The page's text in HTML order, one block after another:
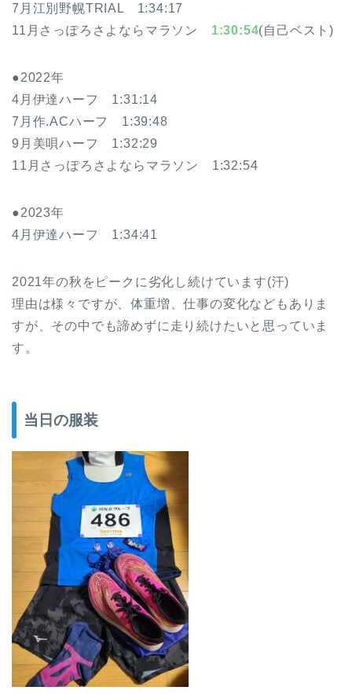
7月江別野幌TRIAL 1:34:17
11月さっぽろさよならマラソン 1:30:54(自己ベスト)
●2022年
4月伊達ハーフ 1:31:14
7月作.ACハーフ 1:39:48
9月美唄ハーフ 1:32:29
11月さっぽろさよならマラソン 1:32:54
●2023年
4月伊達ハーフ 1:34:41
2021年の秋をピークに劣化し続けています(汗)
理由は様々ですが、体重増、仕事の変化などもありま
すが、その中でも諦めずに走り続けたいと思っていま
す。
当日の服装